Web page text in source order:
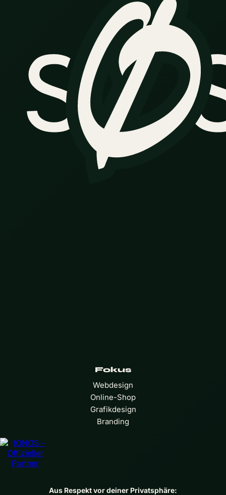
Fokus
Webdesign
Online-Shop
Grafikdesign
Branding
Aus Respekt vor deiner Privatsphäre: